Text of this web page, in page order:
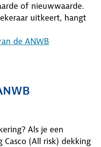
of nieuwwaarde.
uitkeert, hangt
de ANWB
Als je een
Casco (All risk) dekking